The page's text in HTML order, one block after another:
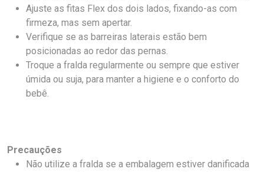
Ajuste as fitas Flex dos dois lados, fixando-as com
firmeza, mas sem apertar.
Verifique se as barreiras laterais estão bem
posicionadas ao redor das pernas.
Troque a fralda regularmente ou sempre que estiver
úmida ou suja, para manter a higiene e o conforto do
bebê.
Precauções
Não utilize a fralda se a embalagem estiver danificada